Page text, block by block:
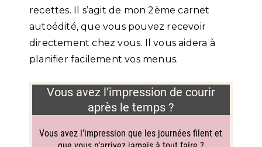
recettes. Il s’agit de mon 2ème carnet
autoédité, que vous pouvez recevoir
directement chez vous. Il vous aidera à
planifier facilement vos menus.